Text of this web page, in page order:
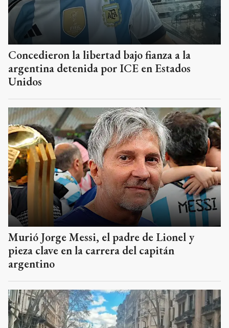
Concedieron la libertad bajo fianza a la
argentina detenida por ICE en Estados
Unidos
Murió Jorge Messi, el padre de Lionel y
pieza clave en la carrera del capitán
argentino